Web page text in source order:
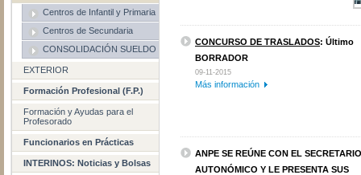
Centros de Infantil y Primaria
Centros de Secundaria
CONSOLIDACIÓN SUELDO
EXTERIOR
Formación Profesional (F.P.)
Formación y Ayudas para el
Profesorado
Funcionarios en Prácticas
INTERINOS: Noticias y Bolsas
CONCURSO DE TRASLADOS: Último
BORRADOR
09-11-2015
Más información
ANPE SE REÚNE CON EL SECRETARIO
AUTONÓMICO Y LE PRESENTA SUS